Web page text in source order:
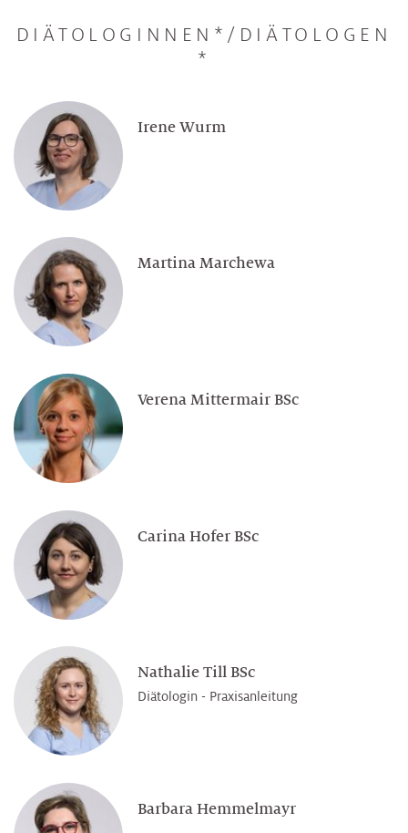
DIÄTOLOGINNEN*/DIÄTOLOGEN
*
Irene Wurm
Martina Marchewa
Verena Mittermair BSc
Carina Hofer BSc
Nathalie Till BSc
Diätologin - Praxisanleitung
Barbara Hemmelmayr